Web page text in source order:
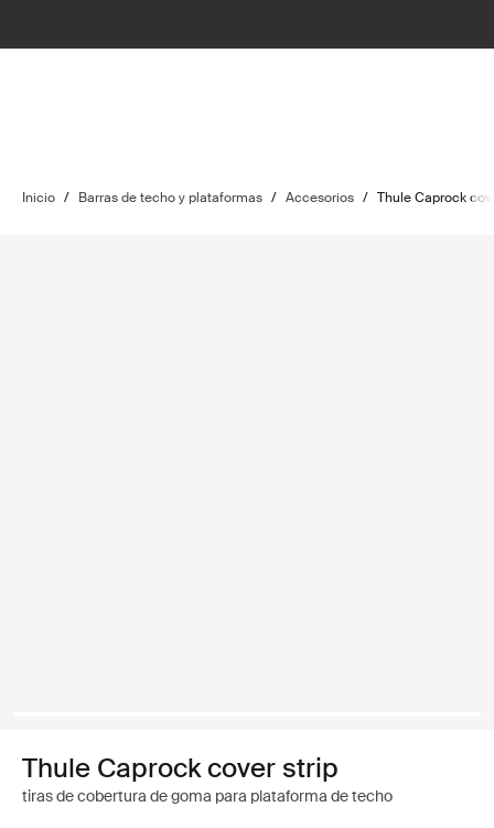
Inicio / Barras de techo y plataformas / Accesorios / Thule Caprock
Thule Caprock cover strip
tiras de cobertura de goma para plataforma de techo